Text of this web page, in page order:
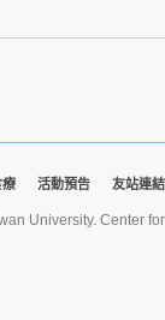
煮沸，將碎麥放入
療 活動預告 友站連結
University. Center